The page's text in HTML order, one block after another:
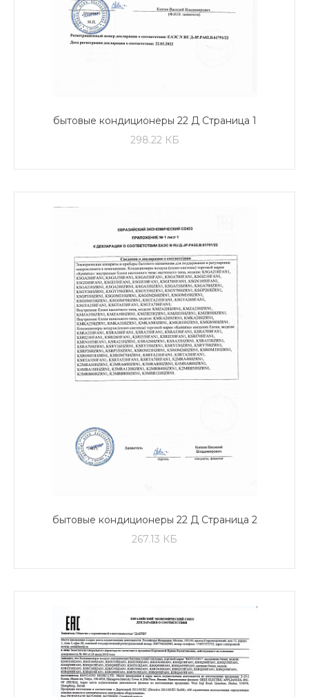
бытовые кондиционеры 22 Д Страница 1
298.22 КБ
бытовые кондиционеры 22 Д Страница 2
267.13 КБ